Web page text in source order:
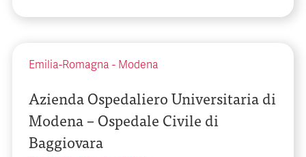
Emilia-Romagna - Modena
Azienda Ospedaliero Universitaria di
Modena – Ospedale Civile di
Baggiovara